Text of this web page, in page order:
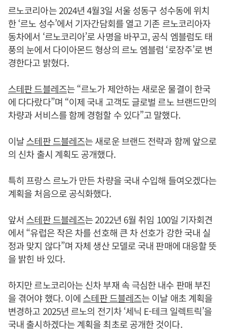
르노코리아는 2024년 4월3일 서울 성동구 성수동에 위치
한 ‘르노 성수’에서 기자간담회를 열고 기존 르노코리아자
동차에서 ‘르노코리아’로 사명을 바꾸고, 공식 엠블럼도 태
풍의 눈에서 다이아몬드 형상의 르노 엠블럼 ‘로장주’로 변
경한다고 밝혔다.
스테판 드블레즈는 “르노가 제안하는 새로운 물결이 한국
에 다다랐다”며 “이제 국내 고객도 글로벌 르노 브랜드만의
차량과 서비스를 함께 경험할 수 있다”고 말했다.
이날스테판 드블레즈는 새로운 브랜드 전략과 함께 앞으로
의 신차 출시 계획도 공개했다.
특히 프랑스 르노가 만든 차량을 국내 수입해 들여오겠다는
계획을 처음으로 공식화했다.
앞서 스테판 드블레즈는 2022년 6월 취임 100일 기자회견
에서 “유럽은 작은 차를 선호해 큰 차 선호가 강한 국내 실
정과 맞지 않다”며 자체 생산 모델로 국내 판매에 대응할 뜻
을 밝힌 바 있다.
하지만 르노코리아는 신차 부재 속 극심한 내수 판매 부진
을 겪어야 했다. 이에 스테판 드블레즈는 이날 애초 계획을
변경하고 2025년 르노의 전기차 ‘세닉 E-테크 일렉트릭’을
국내 출시하겠다는 계획을 최초로 공개한 것이다.